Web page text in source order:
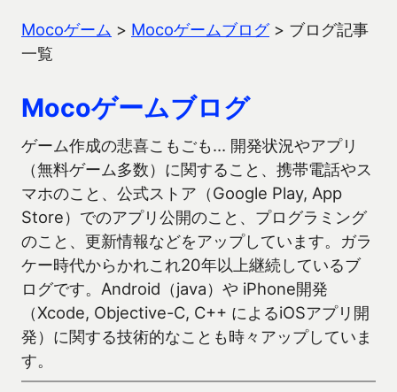
Mocoゲーム > Mocoゲームブログ> ブログ記事
一覧
Mocoゲームブログ
ゲーム作成の悲喜こもごも… 開発状況やアプリ
（無料ゲーム多数）に関すること、携帯電話やス
マホのこと、公式ストア（Google Play, App
Store）でのアプリ公開のこと、プログラミング
のこと、更新情報などをアップしています。ガラ
ケー時代からかれこれ20年以上継続しているブ
ログです。Android（java）や iPhone開発
（Xcode, Objective-C, C++ によるiOSアプリ開
発）に関する技術的なことも時々アップしていま
す。